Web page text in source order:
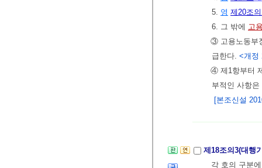
5. 영 제20조
6. 그 밖에 고
③ 고용노동부
급한다. <개정
④ 제1항부터
부적인 사항은
[본조신설
제18조의3(대행
각 호의 구분